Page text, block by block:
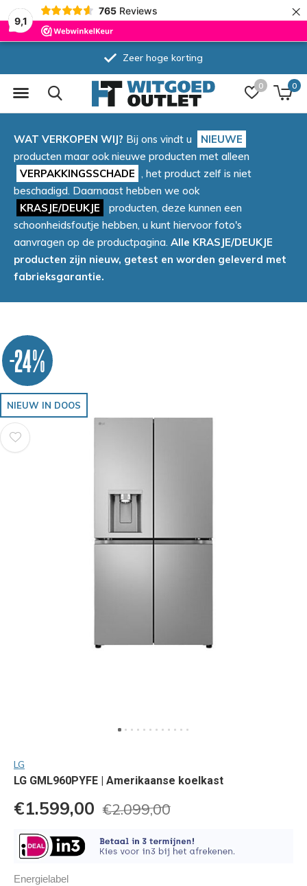
9,1
765 Reviews ×
0 0
Zeer hoge korting
WAT VERKOPEN WIJ? Bij ons vindt u
NIEUWE
producten maar ook nieuwe producten met alleen
VERPAKKINGSSCHADE , het product zelf is niet
beschadigd. Daarnaast hebben we ook
KRASJE/DEUKJE
producten, deze kunnen een
schoonheidsfoutje hebben, u kunt hiervoor foto's
aanvragen op de productpagina. Alle KRASJE/DEUKJE
producten zijn nieuw, getest en worden geleverd met
fabrieksgarantie.
-24%
NIEUW IN DOOS
LG
LG GML960PYFE | Amerikaanse koelkast
€1.599,00 €2.099,00
Energielabel